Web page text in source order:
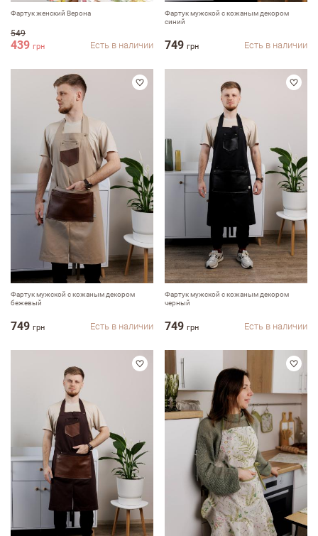
Фартук женский Верона
549
439 грн Есть в наличии
Фартук мужской с кожаным декором
синий
749 грн Есть в наличии
Фартук мужской с кожаным декором
бежевый
749 грн Есть в наличии
Фартук мужской с кожаным декором
черный
749 грн Есть в наличии